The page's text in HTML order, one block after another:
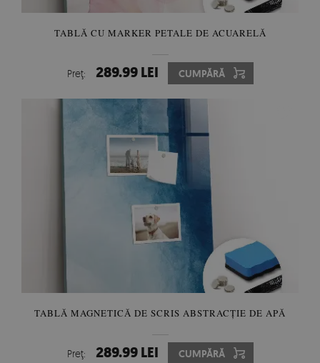
TABLĂ CU MARKER PETALE DE ACUARELĂ
Preţ: 289.99 LEI CUMPĂRĂ
TABLĂ MAGNETICĂ DE SCRIS ABSTRACȚIE DE APĂ
Preţ: 289.99 LEI CUMPĂRĂ